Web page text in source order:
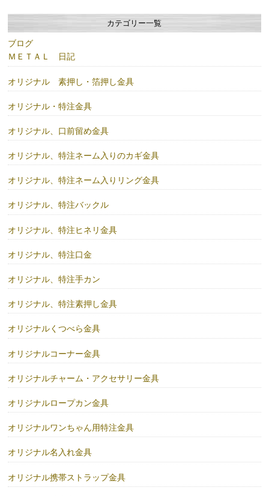
カテゴリー一覧
ブログ
ＭＥＴＡＬ 日記
オリジナル 素押し・箔押し金具
オリジナル・特注金具
オリジナル、口前留め金具
オリジナル、特注ネーム入りのカギ金具
オリジナル、特注ネーム入りリング金具
オリジナル、特注バックル
オリジナル、特注ヒネリ金具
オリジナル、特注口金
オリジナル、特注手カン
オリジナル、特注素押し金具
オリジナルくつべら金具
オリジナルコーナー金具
オリジナルチャーム・アクセサリー金具
オリジナルロープカン金具
オリジナルワンちゃん用特注金具
オリジナル名入れ金具
オリジナル携帯ストラップ金具